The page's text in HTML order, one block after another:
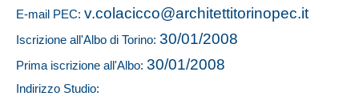
E-mail PEC: v.colacicco@architettitorinopec.it
Iscrizione all'Albo di Torino: 30/01/2008
Prima iscrizione all'Albo: 30/01/2008
Indirizzo Studio: